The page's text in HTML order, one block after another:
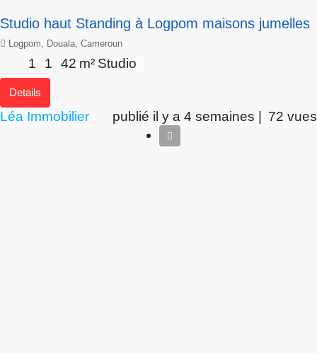
Studio haut Standing à Logpom maisons jumelles
Logpom, Douala, Cameroun
1 1 42 m² Studio
Details
Léa Immobilier publié il y a 4 semaines | 72 vues